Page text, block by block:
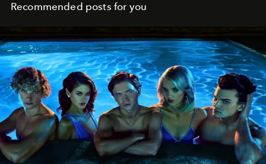
Recommended posts for you